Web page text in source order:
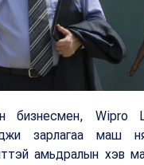
бизнесмен, Wipro
зарлагаа маш
амьдралын хэв